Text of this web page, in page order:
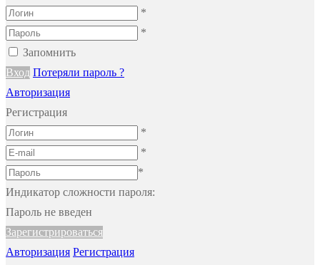
*
*
Запомнить
Вход Потеряли пароль ?
Авторизация
Регистрация
*
*
*
Индикатор сложности пароля:
Пароль не введен
Зарегистрироваться
Авторизация Регистрация